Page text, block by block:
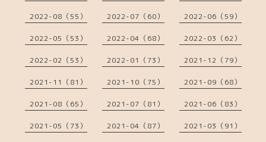
2022-08（55） 2022-07（60） 2022-06（59）
2022-05（53） 2022-04（68） 2022-03（62）
2022-02（53） 2022-01（73） 2021-12（79）
2021-11（81） 2021-10（75） 2021-09（68）
2021-08（65） 2021-07（81） 2021-06（83）
2021-05（73） 2021-04（87） 2021-03（91）